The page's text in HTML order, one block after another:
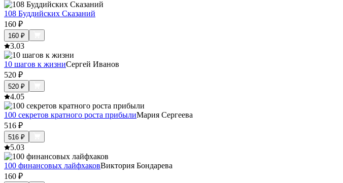
108 Буддийских Сказаний
160 ₽
160 ₽
3.03
10 шагов к жизниСергей Иванов
520 ₽
520 ₽
4.05
100 секретов кратного роста прибылиМария Сергеева
516 ₽
516 ₽
5.03
100 финансовых лайфхаковВиктория Бондарева
160 ₽